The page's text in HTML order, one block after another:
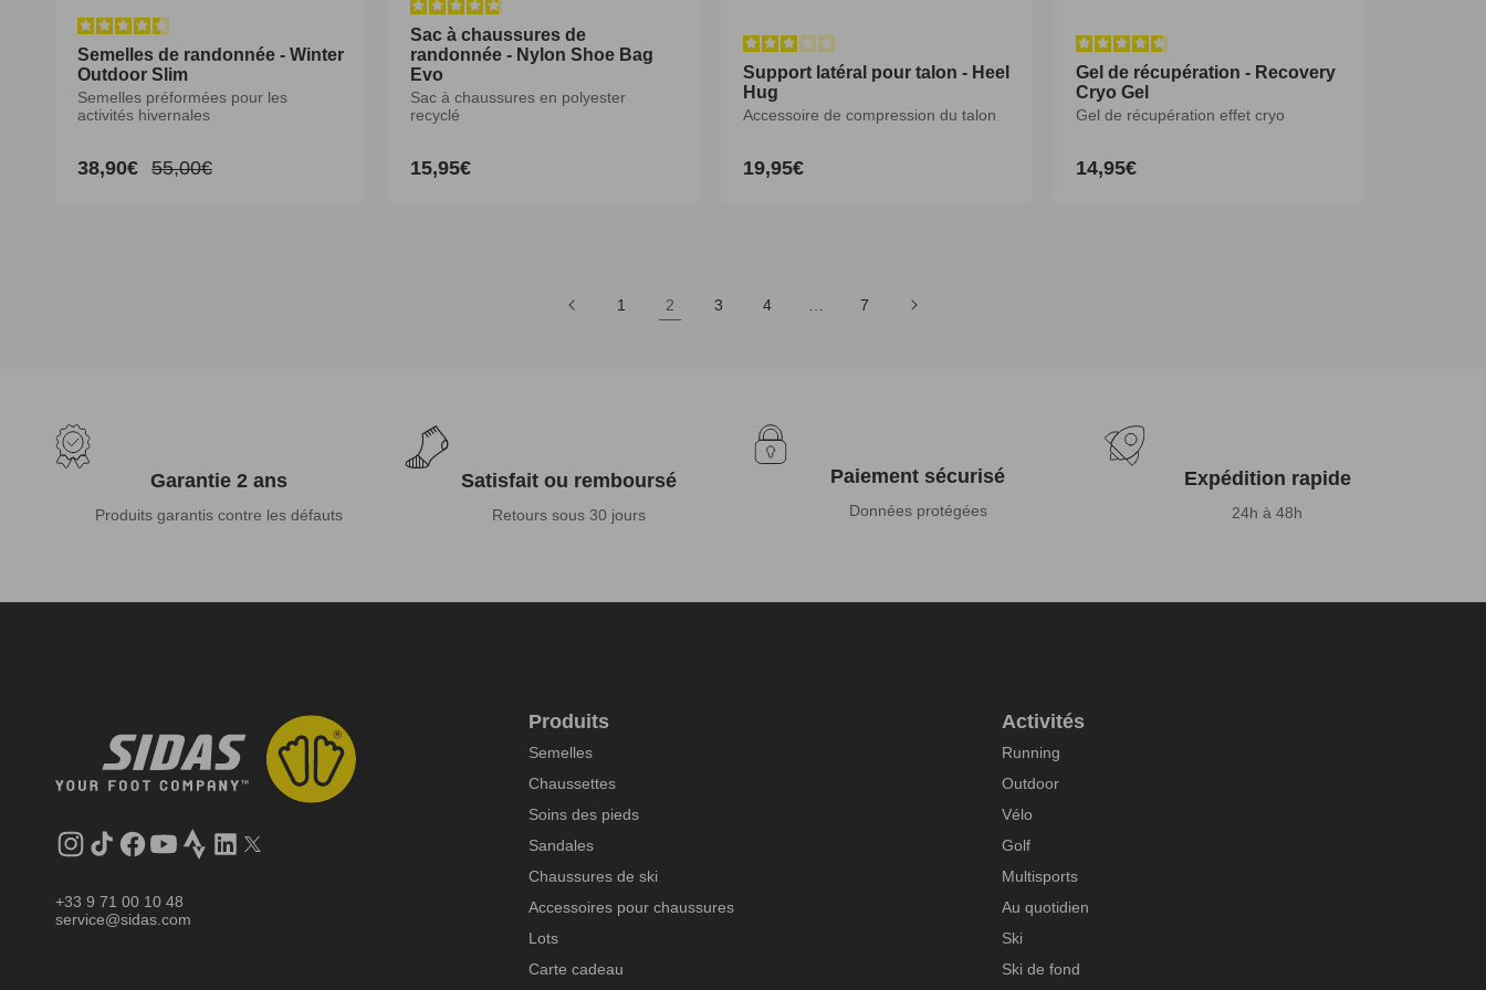
Semelles de randonnée - Winter
Outdoor Slim
Semelles préformées pour les
activités hivernales
Prix
38,90€
Prix
55,00€
Semelles de randonnée - Winter
Outdoor Slim
Semelles préformées pour les
activités hivernales
Prix
38,90€
Prix
55,00€
Sac à chaussures de
randonnée - Nylon Shoe Bag
Evo
Sac à chaussures en polyester
recyclé
Prix
15,95€
Support latéral pour talon - Heel
Hug
Accessoire de compression du talon
Prix
19,95€
Gel de récupération - Recovery
Cryo Gel
Gel de récupération effet cryo
Prix
14,95€
1 2 3 4 7
Garantie 2 ans
Produits garantis contre les défauts
Satisfait ou remboursé
Retours sous 30 jours
Paiement sécurisé
Données protégées
Expédition rapide
24h à 48h
Instagram
Tik
Facebook
YouTubeStravaLinkedInTwitter
+33 9 71 00 10 48
service@sidas.com
Produits
Semelles
Chaussettes
Soins des pieds
Sandales
Chaussures de ski
Accessoires pour chaussures
Lots
Carte cadeau
Activités
Running
Outdoor
Vélo
Golf
Multisports
Au quotidien
Ski
Ski de fond